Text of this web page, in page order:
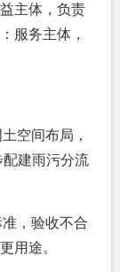
主体，负责
服务主体，
空间布局，
建雨污分流
，验收不合
用途。